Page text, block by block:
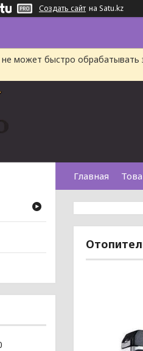
Создать сайт на Satu.kz
может быстро
Главная